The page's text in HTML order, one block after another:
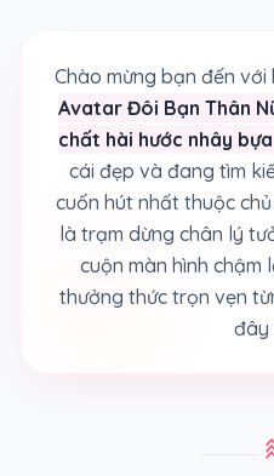
Chào mừng bạn đến
Avatar Đôi Bạn Thân
chất hài hước nhây bựa
cái đẹp và đang tìm
cuốn hút nhất thuộc
là trạm dừng chân lý
cuộn màn hình
thưởng thức trọn vẹn
đây